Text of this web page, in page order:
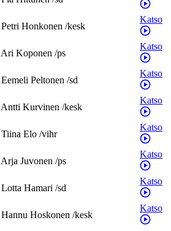
Petri Honkonen /kesk
Katso
Ari Koponen /ps
Katso
Eemeli Peltonen /sd
Katso
Antti Kurvinen /kesk
Katso
Tiina Elo /vihr
Katso
Arja Juvonen /ps
Katso
Lotta Hamari /sd
Katso
Hannu Hoskonen /kesk
Katso